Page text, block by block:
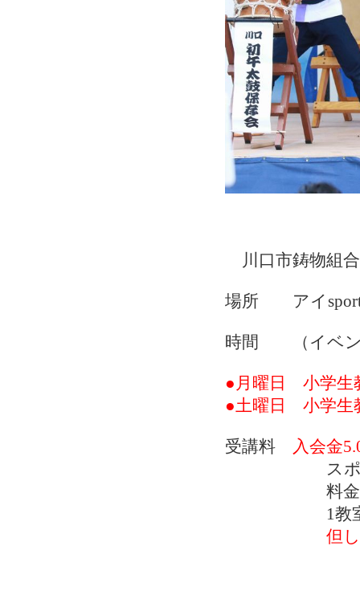
川口市鋳物組
場所 アイsports
時間 （イベン
●月曜日 小学
●土曜日 小学
受講料
入会金
スポーツ
料金 月極
1教室で1
但し、チケ